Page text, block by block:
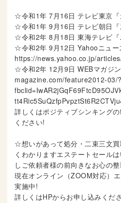
☆令和1年 7月16日 テレビ東京『
☆令和1年 9月16日 テレビ朝日『
☆令和2年 8月18日 東海テレビ『
☆令和2年 9月12日 Yahooニュー
https://news.yahoo.co.jp/
☆令和2年 12月9日 WEBマガジ
magazine.com/feature2012-03/?
詳しくはポジティブシンキング
ください!
☆想いがあって処分・二束三文
くわかりますエステートセール
しご依頼者様の前向きなお心の
現在オンライン（ZOOM対応）
実施中!
詳しくはHPからお申し込みくださ